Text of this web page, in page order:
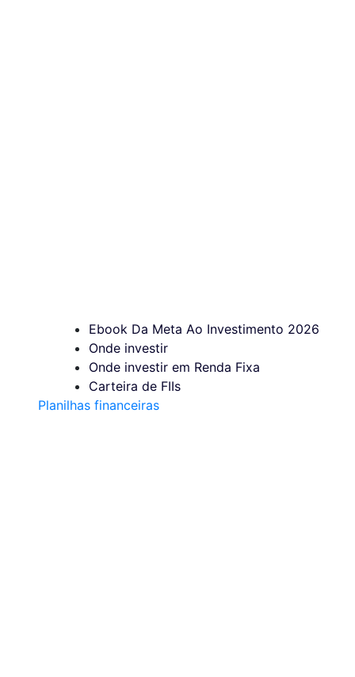
Ebook Da Meta Ao Investimento 2026
Onde investir
Onde investir em Renda Fixa
Carteira de FIIs
Planilhas financeiras